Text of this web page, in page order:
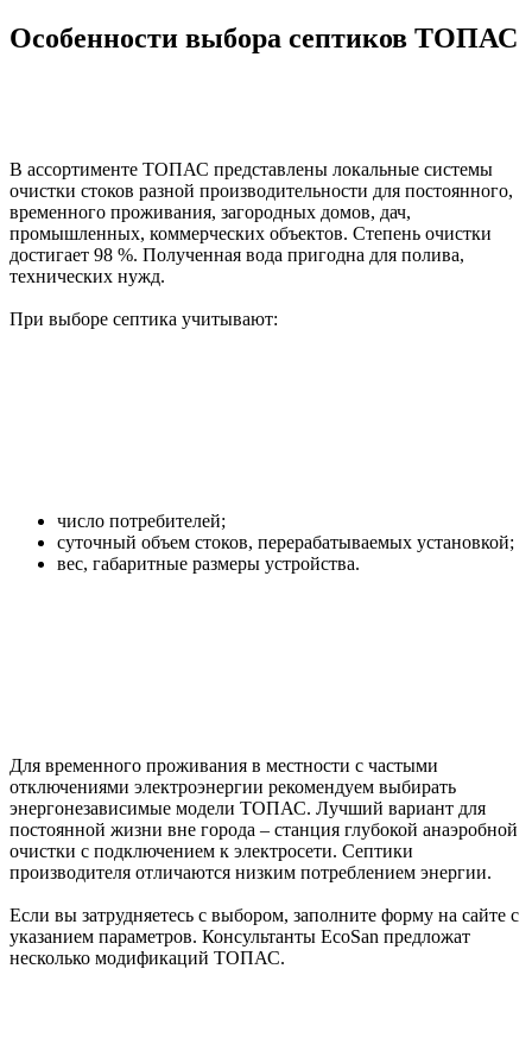
Особенности выбора септиков ТОПАС
В ассортименте ТОПАС представлены локальные системы
очистки стоков разной производительности для постоянного,
временного проживания, загородных домов, дач,
промышленных, коммерческих объектов. Степень очистки
достигает 98 %. Полученная вода пригодна для полива,
технических нужд.
При выборе септика учитывают:
число потребителей;
суточный объем стоков, перерабатываемых установкой;
вес, габаритные размеры устройства.
Для временного проживания в местности с частыми
отключениями электроэнергии рекомендуем выбирать
энергонезависимые модели ТОПАС. Лучший вариант для
постоянной жизни вне города – станция глубокой анаэробной
очистки с подключением к электросети. Септики
производителя отличаются низким потреблением энергии.
Если вы затрудняетесь с выбором, заполните форму на сайте с
указанием параметров. Консультанты EcoSan предложат
несколько модификаций ТОПАС.